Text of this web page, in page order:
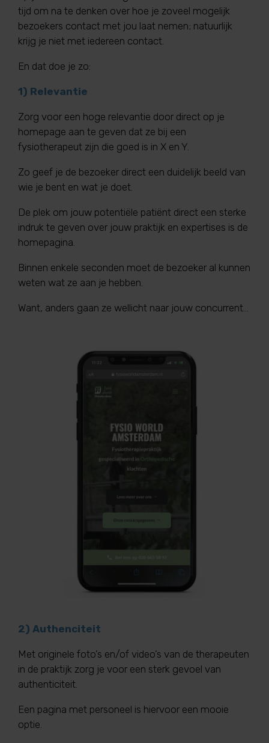
tijd om na te denken over hoe je zoveel mogelijk
bezoekers contact met jou laat nemen; natuurlijk
krijg je niet met iedereen contact.
En dat doe je zo:
1) Relevantie
Zorg voor een hoge relevantie door direct op je
homepage aan te geven dat ze bij een
fysiotherapeut zijn die goed is in X en Y.
Zo geef je de bezoeker direct een duidelijk beeld van
wie je bent en wat je doet.
De plek om jouw potentiële patiënt direct een sterke
indruk te geven over jouw praktijk en expertises is de
homepagina.
Binnen enkele seconden moet de bezoeker al kunnen
weten wat ze aan je hebben.
Want, anders gaan ze wellicht naar jouw concurrent...
2) Authenciteit
Met originele foto’s en/of video’s van de therapeuten
in de praktijk zorg je voor een sterk gevoel van
authenticiteit.
Een pagina met personeel is hiervoor een mooie
optie.